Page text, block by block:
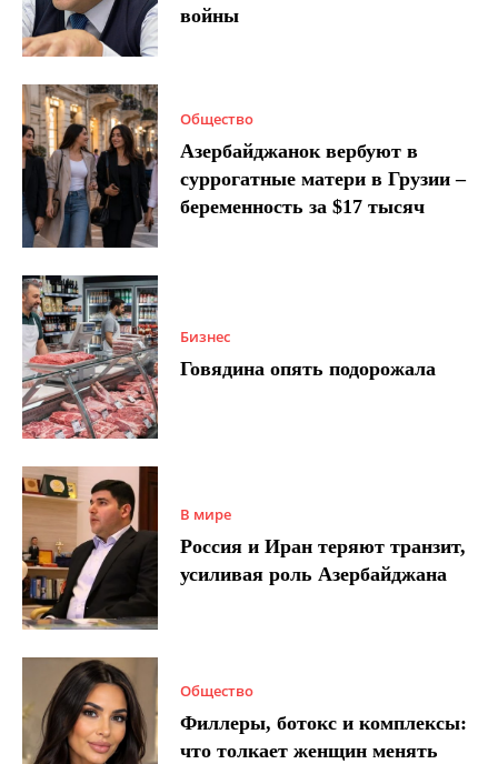
войны
Общество
Азербайджанок вербуют в
суррогатные матери в Грузии –
беременность за $17 тысяч
Бизнес
Говядина опять подорожала
В мире
Россия и Иран теряют транзит,
усиливая роль Азербайджана
Общество
Филлеры, ботокс и комплексы:
что толкает женщин менять